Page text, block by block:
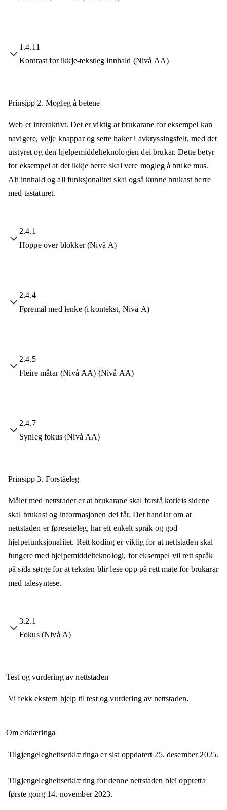
1.4.11
Kontrast for ikkje-tekstleg innhald (Nivå AA)
Prinsipp 2. Mogleg å betene
Web er interaktivt. Det er viktig at brukarane for eksempel kan
navigere, velje knappar og sette haker i avkryssingsfelt, med det
utstyret og den hjelpemiddelteknologien dei brukar. Dette betyr
for eksempel at det ikkje berre skal vere mogleg å bruke mus.
Alt innhald og all funksjonalitet skal også kunne brukast berre
med tastaturet.
2.4.1
Hoppe over blokker (Nivå A)
2.4.4
Føremål med lenke (i kontekst, Nivå A)
2.4.5
Fleire måtar (Nivå AA) (Nivå AA)
2.4.7
Synleg fokus (Nivå AA)
Prinsipp 3. Forståeleg
Målet med nettstader er at brukarane skal forstå korleis sidene
skal brukast og informasjonen dei får. Det handlar om at
nettstaden er føreseieleg, har eit enkelt språk og god
hjelpefunksjonalitet. Rett koding er viktig for at nettstaden skal
fungere med hjelpemiddelteknologi, for eksempel vil rett språk
på sida sørge for at teksten blir lese opp på rett måte for brukarar
med talesyntese.
3.2.1
Fokus (Nivå A)
Test og vurdering av nettstaden
Vi fekk ekstern hjelp til test og vurdering av nettstaden.
Om erklæringa
Tilgjengelegheitserklæringa er sist oppdatert25. desember 2025.
Tilgjengelegheitserklæring for denne nettstaden blei oppretta
første gong 14. november 2023.